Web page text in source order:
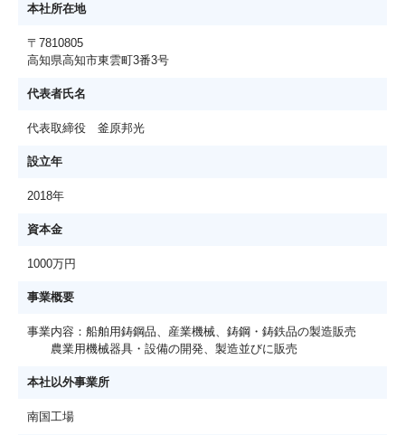
本社所在地
〒7810805
高知県高知市東雲町3番3号
代表者氏名
代表取締役 釜原邦光
設立年
2018年
資本金
1000万円
事業概要
事業内容：船舶用鋳鋼品、産業機械、鋳鋼・鋳鉄品の製造販売
農業用機械器具・設備の開発、製造並びに販売
本社以外事業所
南国工場